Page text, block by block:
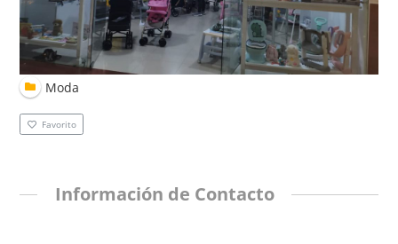
Moda
Favorito
Información de Contacto